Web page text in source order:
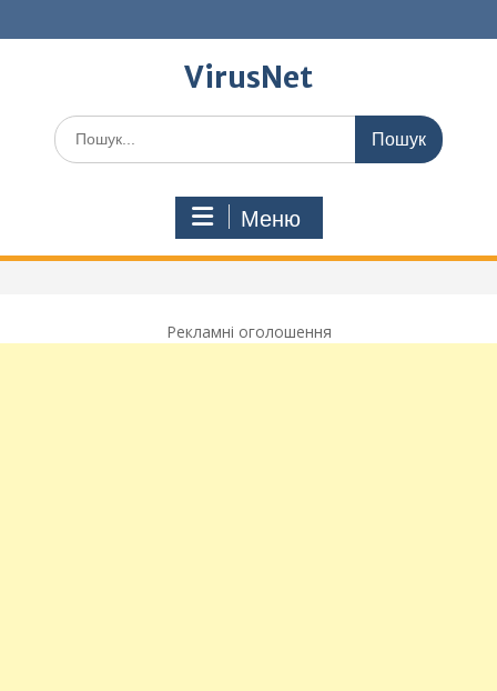
до
VirusNet
Шукати:
Меню
Рекламні оголошення